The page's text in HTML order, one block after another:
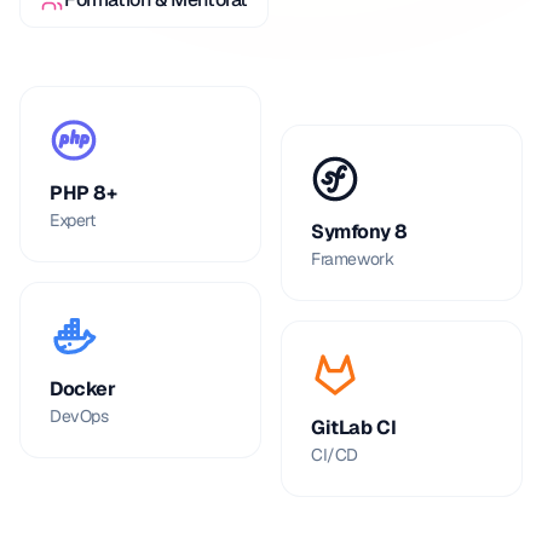
PHP 8+
Expert
Docker
DevOps
Symfony 8
Framework
GitLab CI
CI/CD